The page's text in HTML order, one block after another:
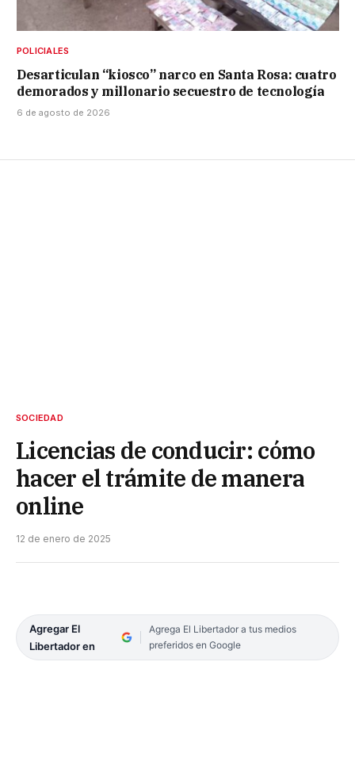
POLICIALES
Desarticulan “kiosco” narco en Santa Rosa: cuatro
demorados y millonario secuestro de tecnología
6 de agosto de 2026
SOCIEDAD
Licencias de conducir: cómo
hacer el trámite de manera
online
12 de enero de 2025
Agregar El
Libertador en
Agrega El Libertador a tus medios
preferidos en Google